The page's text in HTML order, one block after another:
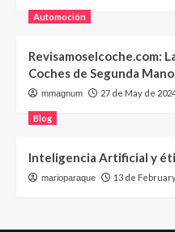
Automoción
Revisamoselcoche.com:
Coches de Segunda
mmagnum 27 de May de
Blog
Inteligencia Artificial y
marioparaque 13 de